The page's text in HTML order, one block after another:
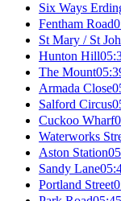
Six Ways
Fentham Road
St Mary / St
Hunton Hill
The Mount
Armada Close
Salford Circus
Cuckoo Wharf
Waterworks
Aston Station
Sandy Lane
Portland Street